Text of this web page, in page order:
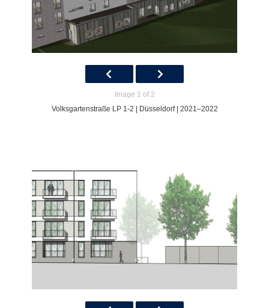
Image 1 of 2
Volksgartenstraße LP 1-2 | Düsseldorf | 2021–2022